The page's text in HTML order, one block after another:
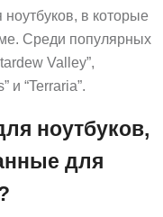
в которые
Среди популярных
Valley”,
и “Terraria”.
ноутбуков,
для